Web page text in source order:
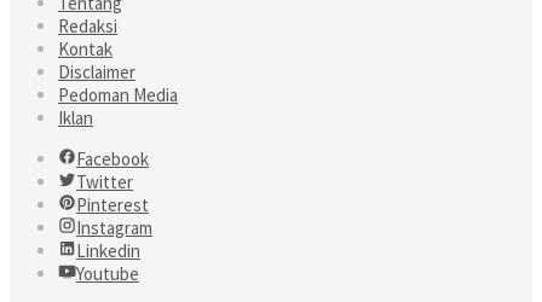
Redaksi
Kontak
Disclaimer
Pedoman Media
Iklan
Facebook
Twitter
Pinterest
Instagram
Linkedin
Youtube